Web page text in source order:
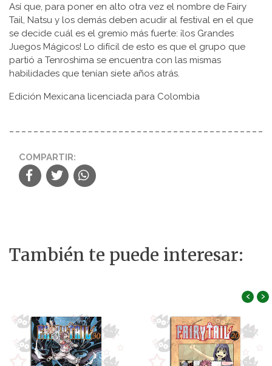
Así que, para poner en alto otra vez el nombre de Fairy
Tail, Natsu y los demás deben acudir al festival en el que
se decide cuál es el gremio más fuerte: ¡los Grandes
Juegos Mágicos! Lo difícil de esto es que el grupo que
partió a Tenroshima se encuentra con las mismas
habilidades que tenían siete años atrás.
Edición Mexicana licenciada para Colombia
COMPARTIR:
También te puede interesar:
‹ ›